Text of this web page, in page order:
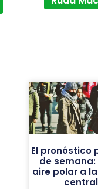
El pronóstico
de semana:
aire polar a
central